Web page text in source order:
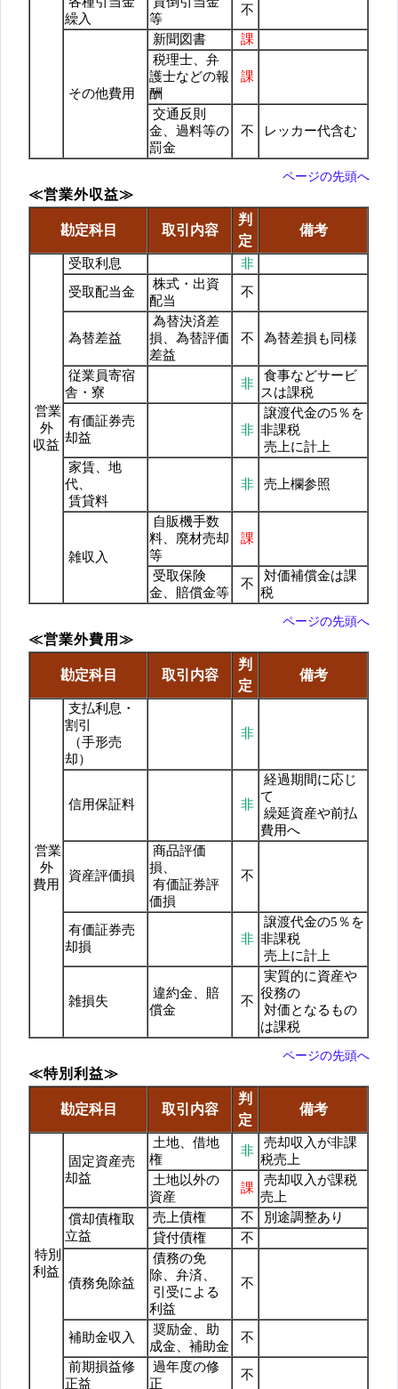
繰入
等
不
その他費用
新聞図書
課
税理士、弁
護士などの報
酬
課
交通反則
金、過料等の
罰金
不 レッカー代含む
ページの先頭へ
≪営業外収益≫
勘定科目 取引内容
判
定
備考
営業
外
収益
受取利息
非
受取配当金
株式・出資
配当
不
為替差益
為替決済差
損、為替評価
差益
不 為替差損も同様
従業員寄宿
舎・寮
非
食事などサービ
スは課税
有価証券売
却益
非
譲渡代金の5％を
非課税
売上に計上
家賃、地
代、
賃貸料
非 売上欄参照
雑収入
自販機手数
料、廃材売却
等
課
受取保険
金、賠償金等
不
対価補償金は課
税
ページの先頭へ
≪営業外費用≫
勘定科目 取引内容
判
定
備考
営業
外
費用
支払利息・
割引
（手形売
却）
非
信用保証料 非
経過期間に応じ
て
繰延資産や前払
費用へ
資産評価損
商品評価
損、
有価証券評
価損
不
有価証券売
却損
非
譲渡代金の5％を
非課税
売上に計上
雑損失
違約金、賠
償金
不
実質的に資産や
役務の
対価となるもの
は課税
ページの先頭へ
≪特別利益≫
勘定科目 取引内容
判
定
備考
特別
利益
固定資産売
却益
土地、借地
権
非
売却収入が非課
税売上
土地以外の
資産
課
売却収入が課税
売上
償却債権取
立益
売上債権 不
別途調整あり
貸付債権
不
債務免除益
債務の免
除、弁済、
引受による
利益
不
補助金収入
奨励金、助
成金、補助金
不
前期損益修
正益
過年度の修
正
不